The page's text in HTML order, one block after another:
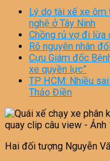
Lý do tài xế xe
nghệ ở Tây Ninh
Chồng rủ vợ đi lừa
Rõ nguyên nhân
Cựu Giám đốc
xe quyền lực”
TP HCM: Nhiều
Thảo Điền
Hai đối tượng Nguyễn